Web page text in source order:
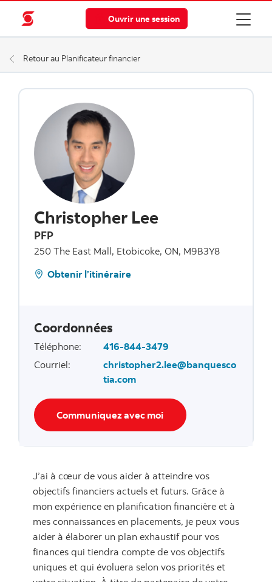
Ouvrir une session
Retour au Planificateur financier
Christopher Lee
PFP
250 The East Mall, Etobicoke, ON, M9B3Y8
Obtenir l’itinéraire
Coordonnées
Téléphone:
416-844-3479
Courriel:
christopher2.lee@banquesco
tia.com
Communiquez avec moi
J’ai à cœur de vous aider à atteindre vos
objectifs financiers actuels et futurs. Grâce à
mon expérience en planification financière et à
mes connaissances en placements, je peux vous
aider à élaborer un plan exhaustif pour vos
finances qui tiendra compte de vos objectifs
uniques et qui évoluera selon vos priorités et